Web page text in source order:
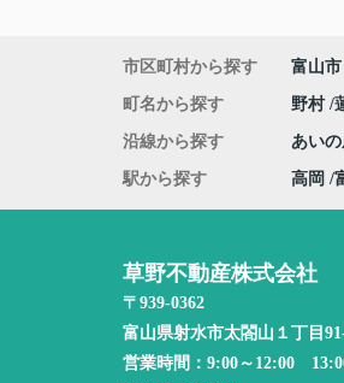
市区町村から探す 富山市
町名から探す 野村
沿線から探す あい
駅から探す 高岡
草野不動産株式会社
〒939-0362
富山県射水市太閤山１丁目
営業時間： 9:00～12:00